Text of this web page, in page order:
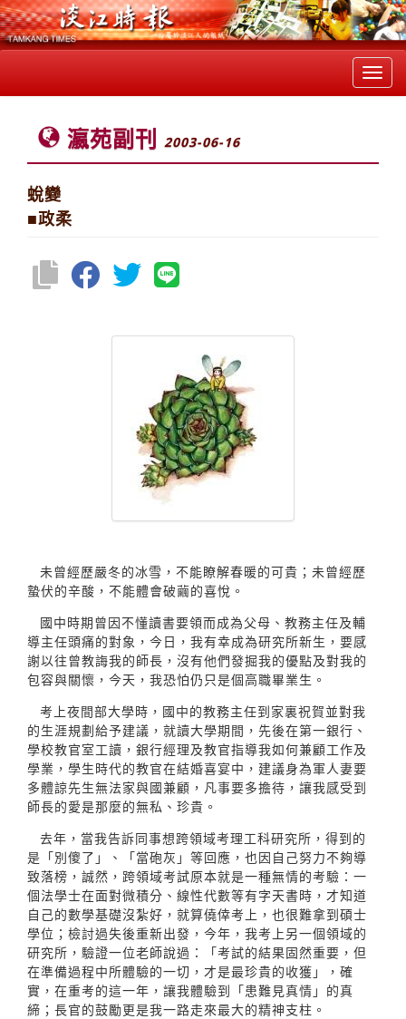
瀛苑副刊 2003-06-16
蛻變
■政柔
未曾經歷嚴冬的冰雪，不能瞭解春暖的可貴；未曾經歷
蟄伏的辛酸，不能體會破繭的喜悅。
國中時期曾因不懂讀書要領而成為父母、教務主任及輔
導主任頭痛的對象，今日，我有幸成為研究所新生，要感
謝以往曾教誨我的師長，沒有他們發掘我的優點及對我的
包容與關懷，今天，我恐怕仍只是個高職畢業生。
考上夜間部大學時，國中的教務主任到家裏祝賀並對我
的生涯規劃給予建議，就讀大學期間，先後在第一銀行、
學校教官室工讀，銀行經理及教官指導我如何兼顧工作及
學業，學生時代的教官在結婚喜宴中，建議身為軍人妻要
多體諒先生無法家與國兼顧，凡事要多擔待，讓我感受到
師長的愛是那麼的無私、珍貴。
去年，當我告訴同事想跨領域考理工科研究所，得到的
是「別傻了」、「當砲灰」等回應，也因自己努力不夠導
致落榜，誠然，跨領域考試原本就是一種無情的考驗：一
個法學士在面對微積分、線性代數等有字天書時，才知道
自己的數學基礎沒紮好，就算僥倖考上，也很難拿到碩士
學位；檢討過失後重新出發，今年，我考上另一個領域的
研究所，驗證一位老師說過：「考試的結果固然重要，但
在準備過程中所體驗的一切，才是最珍貴的收獲」，確
實，在重考的這一年，讓我體驗到「患難見真情」的真
締；長官的鼓勵更是我一路走來最大的精神支柱。